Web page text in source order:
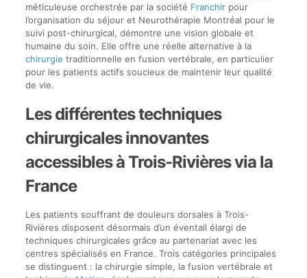
méticuleuse orchestrée par la société Franchirpour
l’organisation du séjour et Neurothérapie Montréal pour le
suivi post-chirurgical, démontre une vision globale et
humaine du soin. Elle offre une réelle alternative à la
chirurgie traditionnelle en fusion vertébrale, en particulier
pour les patients actifs soucieux de maintenir leur qualité
de vie.
Les différentes techniques
chirurgicales innovantes
accessibles à Trois-Rivières via la
France
Les patients souffrant de douleurs dorsales à Trois-
Rivières disposent désormais d’un éventail élargi de
techniques chirurgicales grâce au partenariat avec les
centres spécialisés en France. Trois catégories principales
se distinguent : la chirurgie simple, la fusion vertébrale et